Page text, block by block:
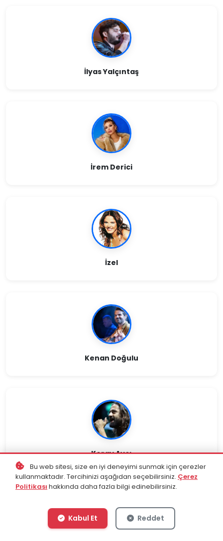
İlyas Yalçıntaş
İrem Derici
İzel
Kenan Doğulu
Koray Avcı
Bu web sitesi, size en iyi deneyimi sunmak için çerezler
kullanmaktadır. Tercihinizi aşağıdan seçebilirsiniz. Çerez
Politikası hakkında daha fazla bilgi edinebilirsiniz.
Kabul Et Reddet